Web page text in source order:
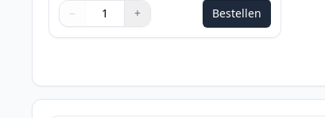
Aantal
Gebruik de knoppen om aan te passen
− +
Aantal 1 Bestellen